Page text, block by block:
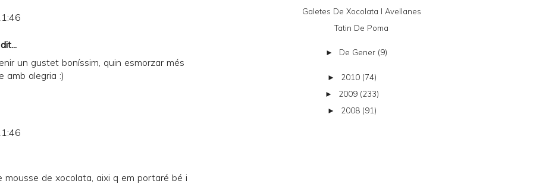
un gustet boníssim, quin esmorzar més
amb alegria :)
de xocolata, aixi q em portaré bé i
Galetes De Xocolata I Avellanes
Tatin De Poma
► De Gener (9)
► 2010 (74)
► 2009 (233)
► 2008 (91)